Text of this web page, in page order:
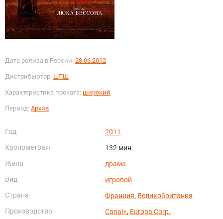
Дата релиза в России: 28.06.2012
Дистрибьютор: ЦПШ
Характеристика проката: широкий
Период: Архив
Год
2011
Хронометраж
132 мин.
Жанр
драма
Вид
игровой
Страна
Франция, Великобритания
Производство
Canal+, Europa Corp.